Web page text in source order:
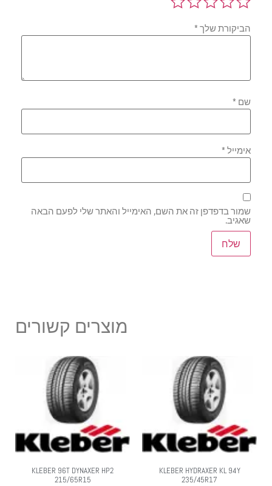
הביקורת שלך*
שם*
אימייל*
שמור בדפדפן זה את השם, האימייל והאתר שלי לפעם הבאה
שאגיב.
מוצרים קשורים
KLEBER HYDRAXER KL 94Y
235/45R17
KLEBER 96T DYNAXER HP2
215/65R15